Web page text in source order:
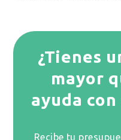
¿Tienes
mayor
ayuda con
Recibe tu